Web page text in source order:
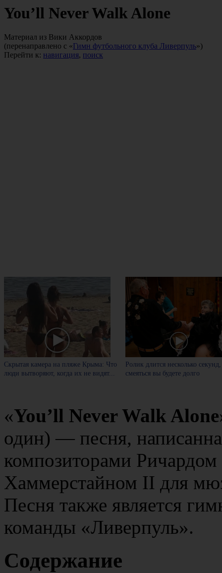
You’ll Never Walk Alone
Материал из Вики Аккордов
(перенаправлено с «Гимн футбольного клуба Ливерпуль»)
Перейти к: навигация, поиск
Скрытая камера на пляже Крыма: Что
люди вытворяют, когда их не видят...
Ролик длится несколько
смеяться вы будете долго
«You’ll Never Walk Alone
один) — песня,
композиторами
Хаммерстайном II для
Песня также является
команды «Ливерпуль».
Содержание